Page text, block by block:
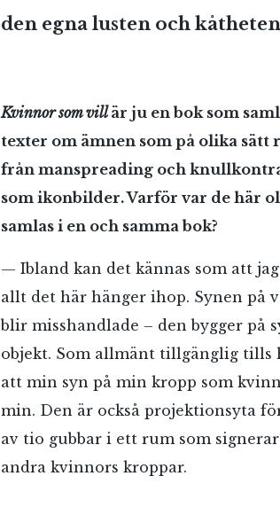
den egna lusten och
Kvinnor som villär ju en bok som
texter om ämnen som på olika
från manspreading och
som ikonbilder. Varför var de här
samlas i en och samma bok?
— Ibland kan det kännas som att
allt det här hänger ihop. Synen på
blir misshandlade – den bygger på
objekt. Som allmänt tillgänglig tills
att min syn på min kropp som
min. Den är också projektionsyta
av tio gubbar i ett rum som
andra kvinnors kroppar.